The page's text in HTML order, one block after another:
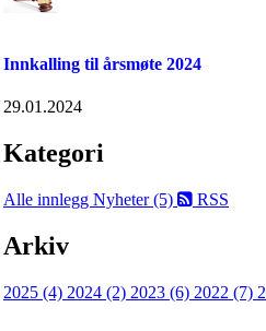
Innkalling til årsmøte 2024
29.01.2024
Kategori
Alle innlegg Nyheter (5) RSS
Arkiv
2025 (4) 2024 (2) 2023 (6) 2022 (7)